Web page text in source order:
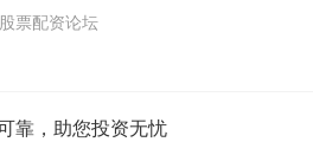
票配资论坛
靠，助您投资无忧